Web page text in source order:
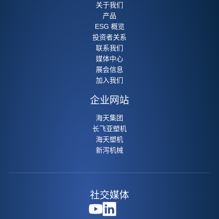
关于我们
产品
ESG 概览
投资者关系
联系我们
媒体中心
展会信息
加入我们
企业网站
海天集团
长飞亚塑机
海天塑机
新泻机械
社交媒体